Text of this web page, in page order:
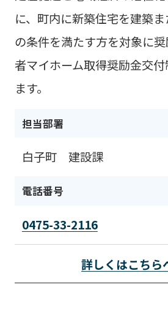
に、町内に新築住宅を建築
の条件を満たす方を対象に
者マイホーム取得奨励金交
ます。
担当部署
白子町 建設課
電話番号
0475-33-2116
詳しくはこちら